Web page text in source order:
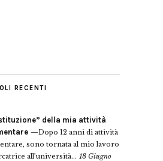
RECENTI
della mia attività
Dopo 12 anni di attività
sono tornata al mio lavoro
all’università... 18 Giugno